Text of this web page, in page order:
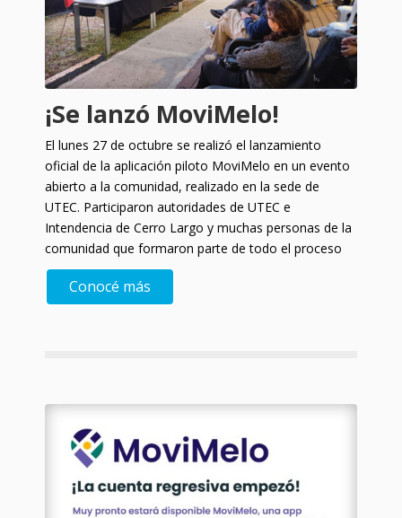
¡Se lanzó MoviMelo!
El lunes 27 de octubre se realizó el lanzamiento
oficial de la aplicación piloto MoviMelo en un evento
abierto a la comunidad, realizado en la sede de
UTEC. Participaron autoridades de UTEC e
Intendencia de Cerro Largo y muchas personas de la
comunidad que formaron parte de todo el proceso
Conocé más